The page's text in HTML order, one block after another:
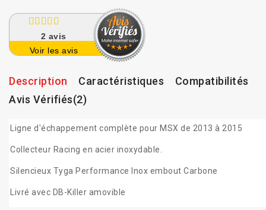
2 avis
Voir les avis
Description Caractéristiques
Compatibilités
Avis Vérifiés(2)
Ligne d'échappement complète pour MSX de 2013 à 2015
Collecteur Racing en acier inoxydable.
Silencieux Tyga Performance Inox embout Carbone
Livré avec DB-Killer amovible